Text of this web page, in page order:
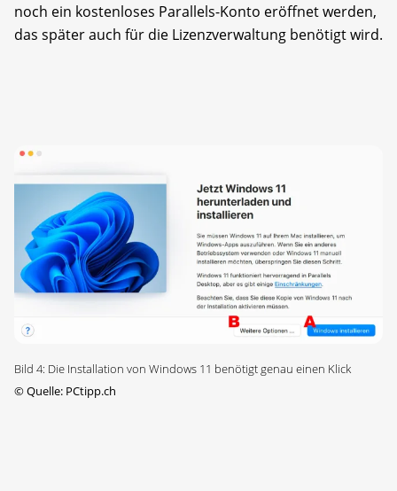
noch ein kostenloses Parallels-Konto eröffnet werden,
das später auch für die Lizenzverwaltung benötigt wird.
Bild 4: Die Installation von Windows 11 benötigt genau einen Klick
©Quelle: PCtipp.ch